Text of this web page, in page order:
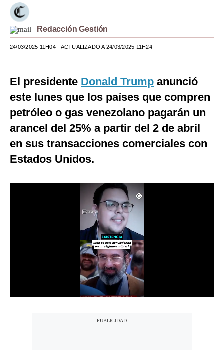
Viajes
Moda
Estilos
EEUU
México
Internacional
Tecnología
Club del Suscriptor
Redacción Gestión
24/03/2025 11H04- ACTUALIZADO A 24/03/2025 11H24
El presidente Donald Trump anunció
este lunes que los países que compren
petróleo o gas venezolano pagarán un
arancel del 25% a partir del 2 de abril
en sus transacciones comerciales con
Estados Unidos.